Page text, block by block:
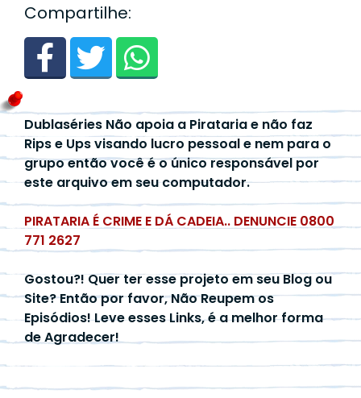
Compartilhe:
Dublaséries Não apoia a Pirataria e não faz
Rips e Ups visando lucro pessoal e nem para o
grupo então você é o único responsável por
este arquivo em seu computador.
PIRATARIA É CRIME E DÁ CADEIA.. DENUNCIE 0800
771 2627
Gostou?! Quer ter esse projeto em seu Blog ou
Site? Então por favor, Não Reupem os
Episódios! Leve esses Links, é a melhor forma
de Agradecer!